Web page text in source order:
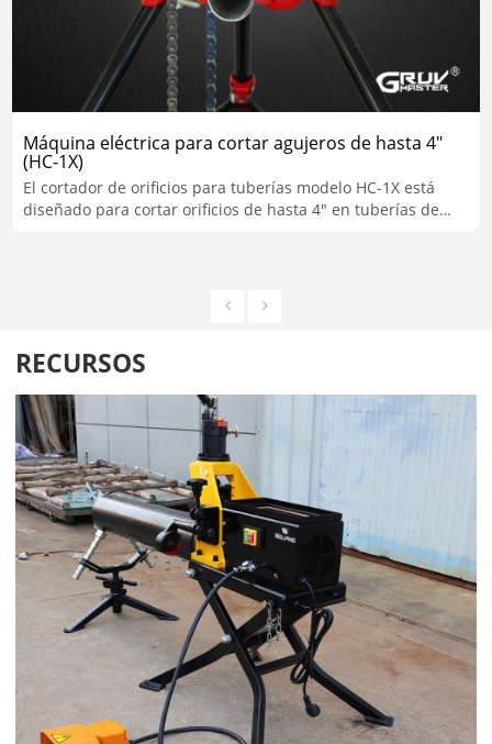
Máquina eléctrica para cortar agujeros de hasta 4"
(HC-1X)
El cortador de orificios para tuberías modelo HC-1X está
diseñado para cortar orificios de hasta 4" en tuberías de
RECURSOS